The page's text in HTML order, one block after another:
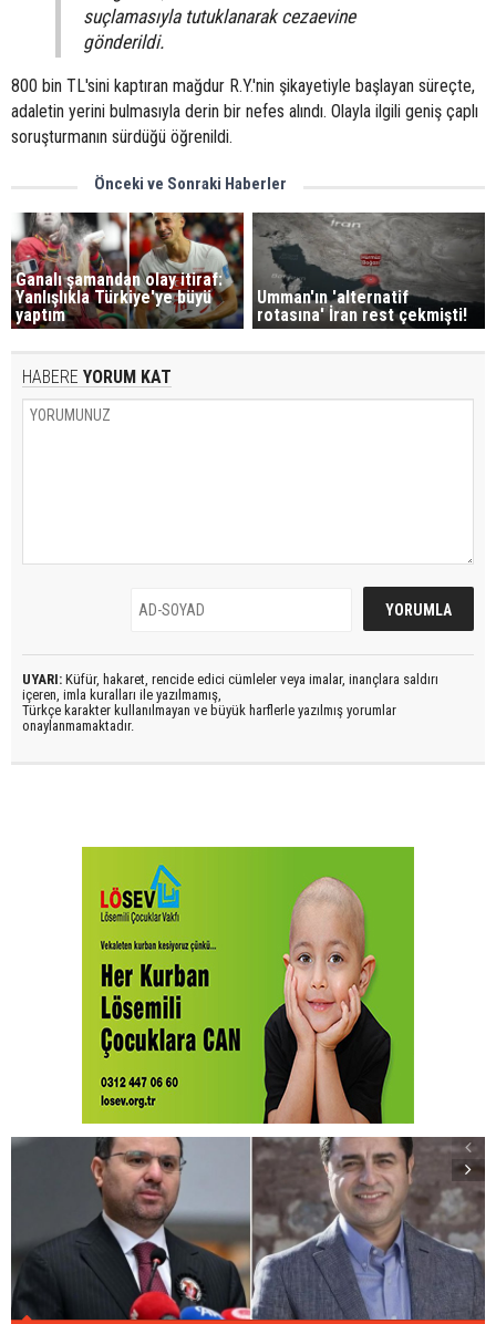
suçlamasıyla tutuklanarak cezaevine
gönderildi.
800 bin TL'sini kaptıran mağdur R.Y.'nin şikayetiyle başlayan süreçte,
adaletin yerini bulmasıyla derin bir nefes alındı. Olayla ilgili geniş çaplı
soruşturmanın sürdüğü öğrenildi.
Önceki ve Sonraki Haberler
Ganalı şamandan olay itiraf:
Yanlışlıkla Türkiye'ye büyü
yaptım
Umman'ın 'alternatif
rotasına' İran rest çekmişti!
HABERE YORUM KAT
UYARI: Küfür, hakaret, rencide edici cümleler veya imalar, inançlara saldırı
içeren, imla kuralları ile yazılmamış,
Türkçe karakter kullanılmayan ve büyük harflerle yazılmış yorumlar
onaylanmamaktadır.